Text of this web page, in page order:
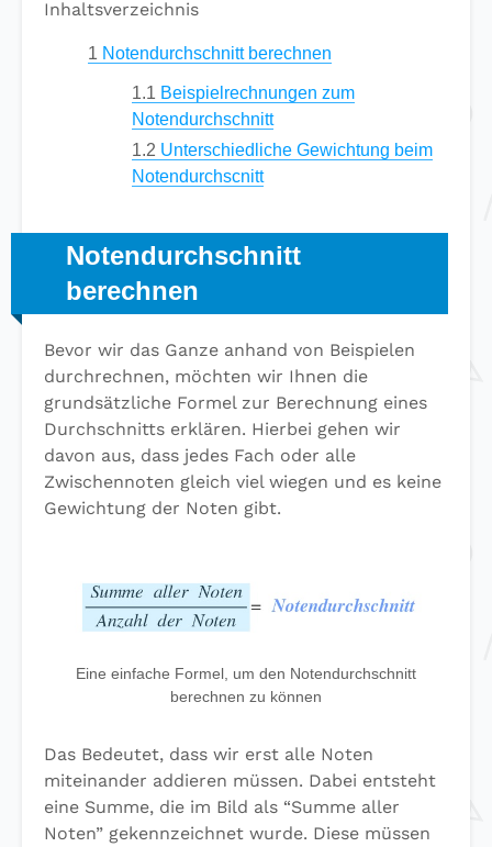
Inhaltsverzeichnis
1 Notendurchschnitt berechnen
1.1 Beispielrechnungen zum
Notendurchschnitt
1.2 Unterschiedliche Gewichtung beim
Notendurchscnitt
Notendurchschnitt
berechnen
Bevor wir das Ganze anhand von Beispielen
durchrechnen, möchten wir Ihnen die
grundsätzliche Formel zur Berechnung eines
Durchschnitts erklären. Hierbei gehen wir
davon aus, dass jedes Fach oder alle
Zwischennoten gleich viel wiegen und es keine
Gewichtung der Noten gibt.
Eine einfache Formel, um den Notendurchschnitt
berechnen zu können
Das Bedeutet, dass wir erst alle Noten
miteinander addieren müssen. Dabei entsteht
eine Summe, die im Bild als “Summe aller
Noten” gekennzeichnet wurde. Diese müssen